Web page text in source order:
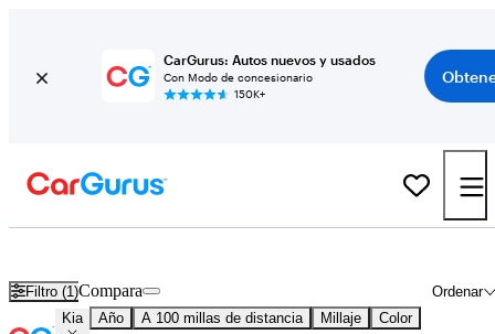
CarGurus: Autos nuevos y usados
Con Modo de concesionario
150K+
Filtro (1) Ordenar
Compara
Kia Año A 100 millas de distancia Millaje Color